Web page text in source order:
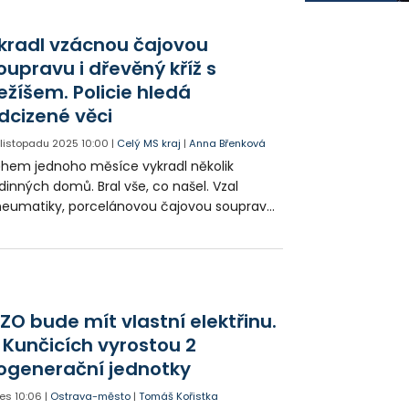
vykradli dalších sedm objektů. Teď už
ve vazbě.
vzácnou čajovou
i dřevěný kříž s
Policie hledá
věci
listopadu 2025 10:00 | Celý MS kraj |Anna Břenková
jednoho měsíce vykradl několik
domů. Bral vše, co našel. Vzal
porcelánovou čajovou soupravu
gramofon. Muž celkem ukradl věci
majitele ukradených věcí, aby je vrátili.
bude mít vlastní elektřinu.
Kunčicích vyrostou 2
jednotky
10:06 | Ostrava-město |Tomáš Kořistka